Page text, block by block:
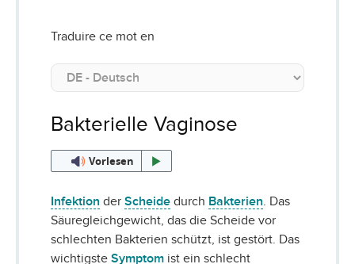
Traduire ce mot en
Bakterielle Vaginose
Vorlesen
Infektion der Scheide durch Bakterien. Das
Säuregleichgewicht, das die Scheide vor
schlechten Bakterien schützt, ist gestört. Das
wichtigste Symptom ist ein schlecht